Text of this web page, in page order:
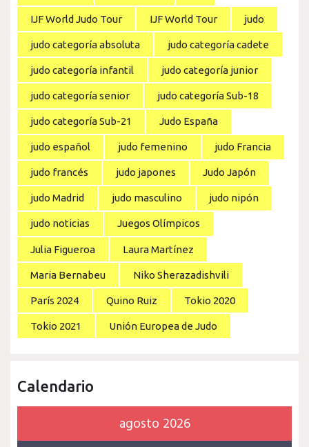
IJF World Judo Tour IJF World Tour judo
judo categoría absoluta judo categoría cadete
judo categoría infantil judo categoría junior
judo categoría senior judo categoría Sub-18
judo categoría Sub-21 Judo España
judo español judo femenino judo Francia
judo francés judo japones Judo Japón
judo Madrid judo masculino judo nipón
judo noticias Juegos Olímpicos
Julia Figueroa Laura Martínez
Maria Bernabeu Niko Sherazadishvili
París 2024 Quino Ruiz Tokio 2020
Tokio 2021 Unión Europea de Judo
Calendario
agosto 2026